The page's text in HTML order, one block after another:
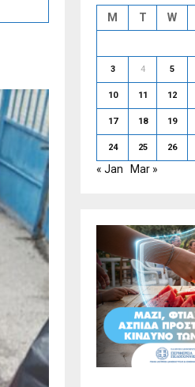
M T W
3 4 5
10 11 12
17 18 19
24 25 26
« Jan Mar »